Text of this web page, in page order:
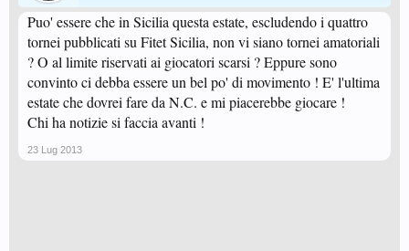
Puo' essere che in Sicilia questa estate, escludendo i quattro
tornei pubblicati su Fitet Sicilia, non vi siano tornei amatoriali
? O al limite riservati ai giocatori scarsi ? Eppure sono
convinto ci debba essere un bel po' di movimento ! E' l'ultima
estate che dovrei fare da N.C. e mi piacerebbe giocare !
Chi ha notizie si faccia avanti !
23 Lug 2013